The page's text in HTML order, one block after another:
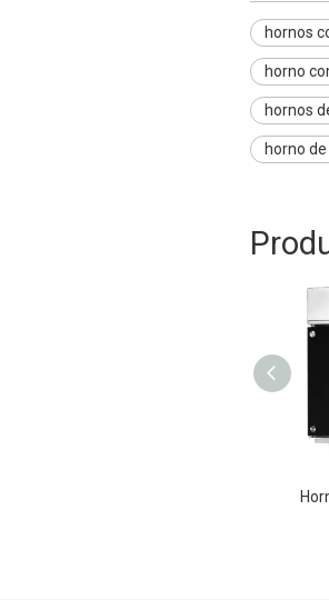
hornos
horno
hornos
horno